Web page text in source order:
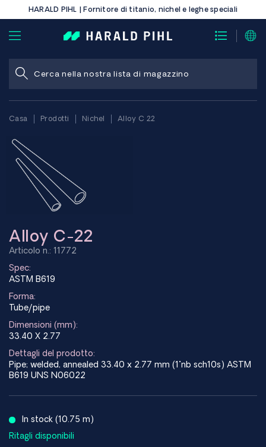
HARALD PIHL | Fornitore di titanio, nichel e leghe speciali
Casa Prodotti Nichel Alloy C 22
Alloy C-22
Articolo n.: 11772
Spec:
ASTM B619
Forma:
Tube/pipe
Dimensioni (mm):
33.40 X 2.77
Dettagli del prodotto:
Pipe; welded, annealed 33.40 x 2.77 mm (1"nb sch10s) ASTM
B619 UNS N06022
In stock (10.75 m)
Ritagli disponibili